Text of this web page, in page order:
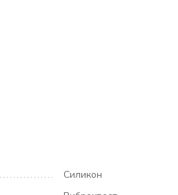
Силикон